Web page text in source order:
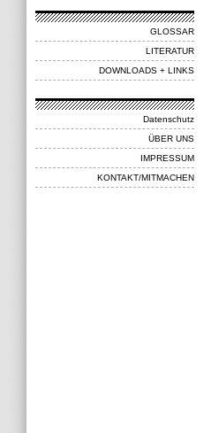
GLOSSAR
LITERATUR
DOWNLOADS + LINKS
Datenschutz
ÜBER UNS
IMPRESSUM
KONTAKT/MITMACHEN